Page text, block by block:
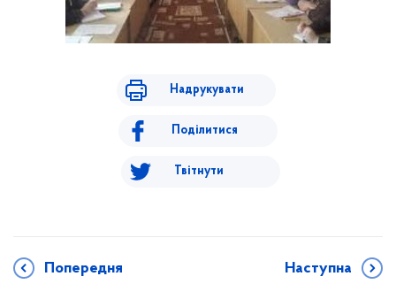
Надрукувати
Поділитися
Твітнути
Попередня Наступна